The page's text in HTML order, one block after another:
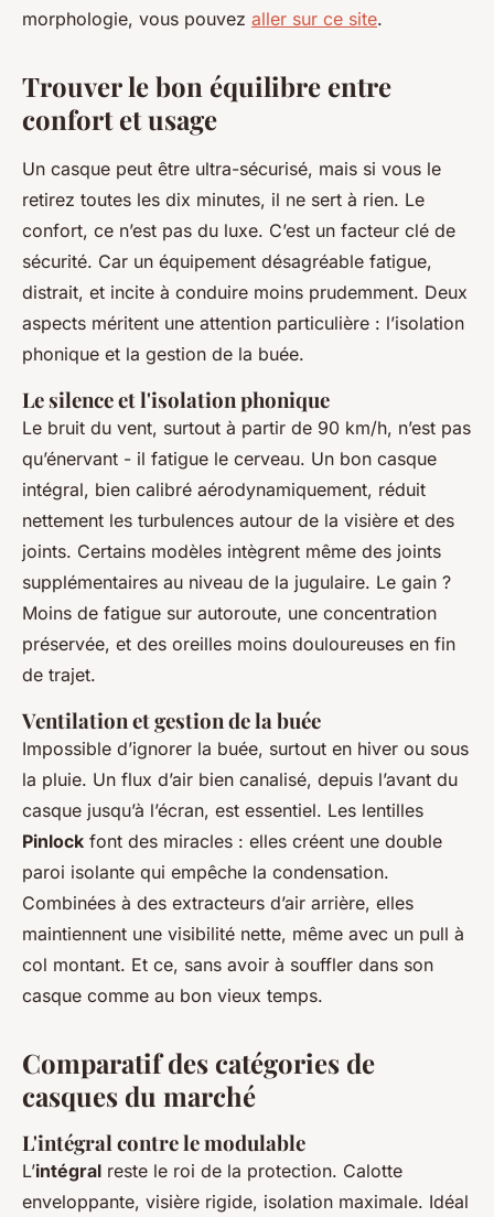
morphologie, vous pouvez aller sur ce site.
Trouver le bon équilibre entre
confort et usage
Un casque peut être ultra-sécurisé, mais si vous le
retirez toutes les dix minutes, il ne sert à rien. Le
confort, ce n’est pas du luxe. C’est un facteur clé de
sécurité. Car un équipement désagréable fatigue,
distrait, et incite à conduire moins prudemment. Deux
aspects méritent une attention particulière : l’isolation
phonique et la gestion de la buée.
Le silence et l'isolation phonique
Le bruit du vent, surtout à partir de 90 km/h, n’est pas
qu’énervant - il fatigue le cerveau. Un bon casque
intégral, bien calibré aérodynamiquement, réduit
nettement les turbulences autour de la visière et des
joints. Certains modèles intègrent même des joints
supplémentaires au niveau de la jugulaire. Le gain ?
Moins de fatigue sur autoroute, une concentration
préservée, et des oreilles moins douloureuses en fin
de trajet.
Ventilation et gestion de la buée
Impossible d’ignorer la buée, surtout en hiver ou sous
la pluie. Un flux d’air bien canalisé, depuis l’avant du
casque jusqu’à l’écran, est essentiel. Les lentilles
Pinlock font des miracles : elles créent une double
paroi isolante qui empêche la condensation.
Combinées à des extracteurs d’air arrière, elles
maintiennent une visibilité nette, même avec un pull à
col montant. Et ce, sans avoir à souffler dans son
casque comme au bon vieux temps.
Comparatif des catégories de
casques du marché
L'intégral contre le modulable
L’intégral reste le roi de la protection. Calotte
enveloppante, visière rigide, isolation maximale. Idéal